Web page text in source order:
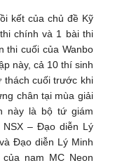
kết của chủ đề Kỹ
chính và 1 bài thi
thi cuối của Wanbo
này, cả 10 thí sinh
thách cuối trước khi
chân tại mùa giải
này là bộ tứ giám
– Đạo diễn Lý
Đạo diễn Lý Minh
nam MC Neon